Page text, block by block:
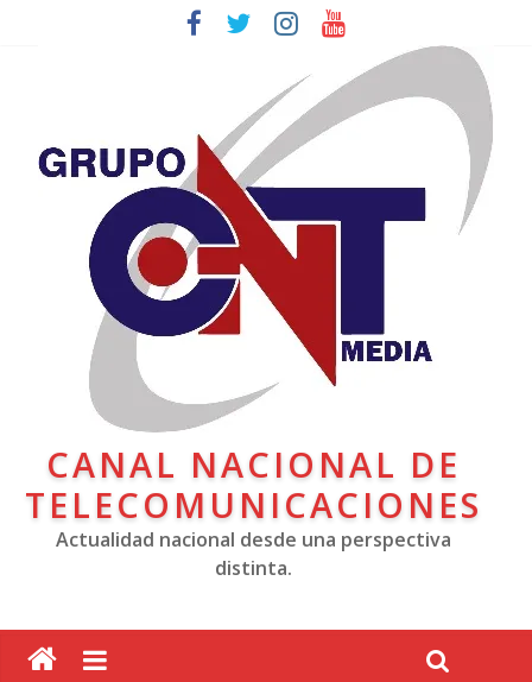
CANAL NACIONAL DE
TELECOMUNICACIONES
Actualidad nacional desde una perspectiva
distinta.